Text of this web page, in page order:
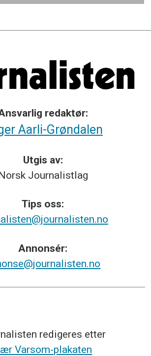
redaktør:
Aarli-Grøndalen
Utgis av:
Journalistlag
Tips oss:
Annonsér:
redigeres etter
Varsom-plakaten